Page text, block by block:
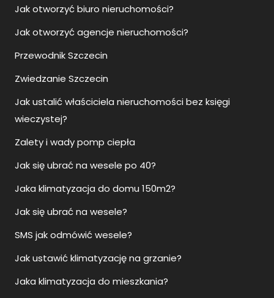
Jak otworzyć biuro nieruchomości?
Jak otworzyć agencje nieruchomości?
Przewodnik Szczecin
Zwiedzanie Szczecin
Jak ustalić właściciela nieruchomości bez księgi
wieczystej?
Zalety i wady pomp ciepła
Jak się ubrać na wesele po 40?
Jaka klimatyzacja do domu 150m2?
Jak się ubrać na wesele?
SMS jak odmówić wesele?
Jak ustawić klimatyzację na grzanie?
Jaka klimatyzacja do mieszkania?